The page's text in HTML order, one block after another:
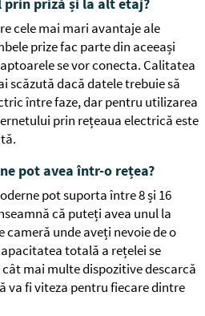
prin priză și la alt etaj?
cele mai mari avantaje ale
prize fac parte din aceeași
se vor conecta. Calitatea
scăzută dacă datele trebuie să
între faze, dar pentru utilizarea
prin rețeaua electrică este
pot avea într-o rețea?
pot suporta între 8 și 16
că puteți avea unul la
cameră unde aveți nevoie de o
totală a rețelei se
mai multe dispozitive descarcă
va fi viteza pentru fiecare dintre